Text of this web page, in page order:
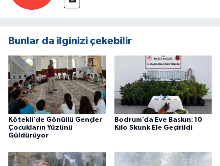
Bunlar da ilginizi çekebilir
Kötekli’de Gönüllü Gençler
Çocukların Yüzünü
Güldürüyor
Bodrum’da Eve Baskın: 10
Kilo Skunk Ele Geçirildi